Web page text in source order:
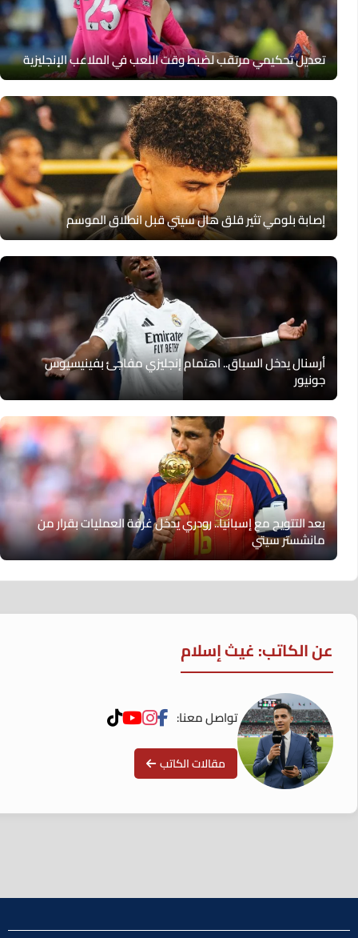
تعديل تحكيمي مرتقب لضبط وقت اللعب في الملاعب الإنجليزية
إصابة بلومي تثير قلق هال سيتي قبل انطلاق الموسم
أرسنال يدخل السباق.. اهتمام إنجليزي مفاجئ بفينيسيوس
جونيور
بعد التتويج مع إسبانيا.. رودري يدخل غرفة العمليات بقرار من
مانشستر سيتي
عن الكاتب: غيث إسلام
تواصل معنا:
مقالات الكاتب